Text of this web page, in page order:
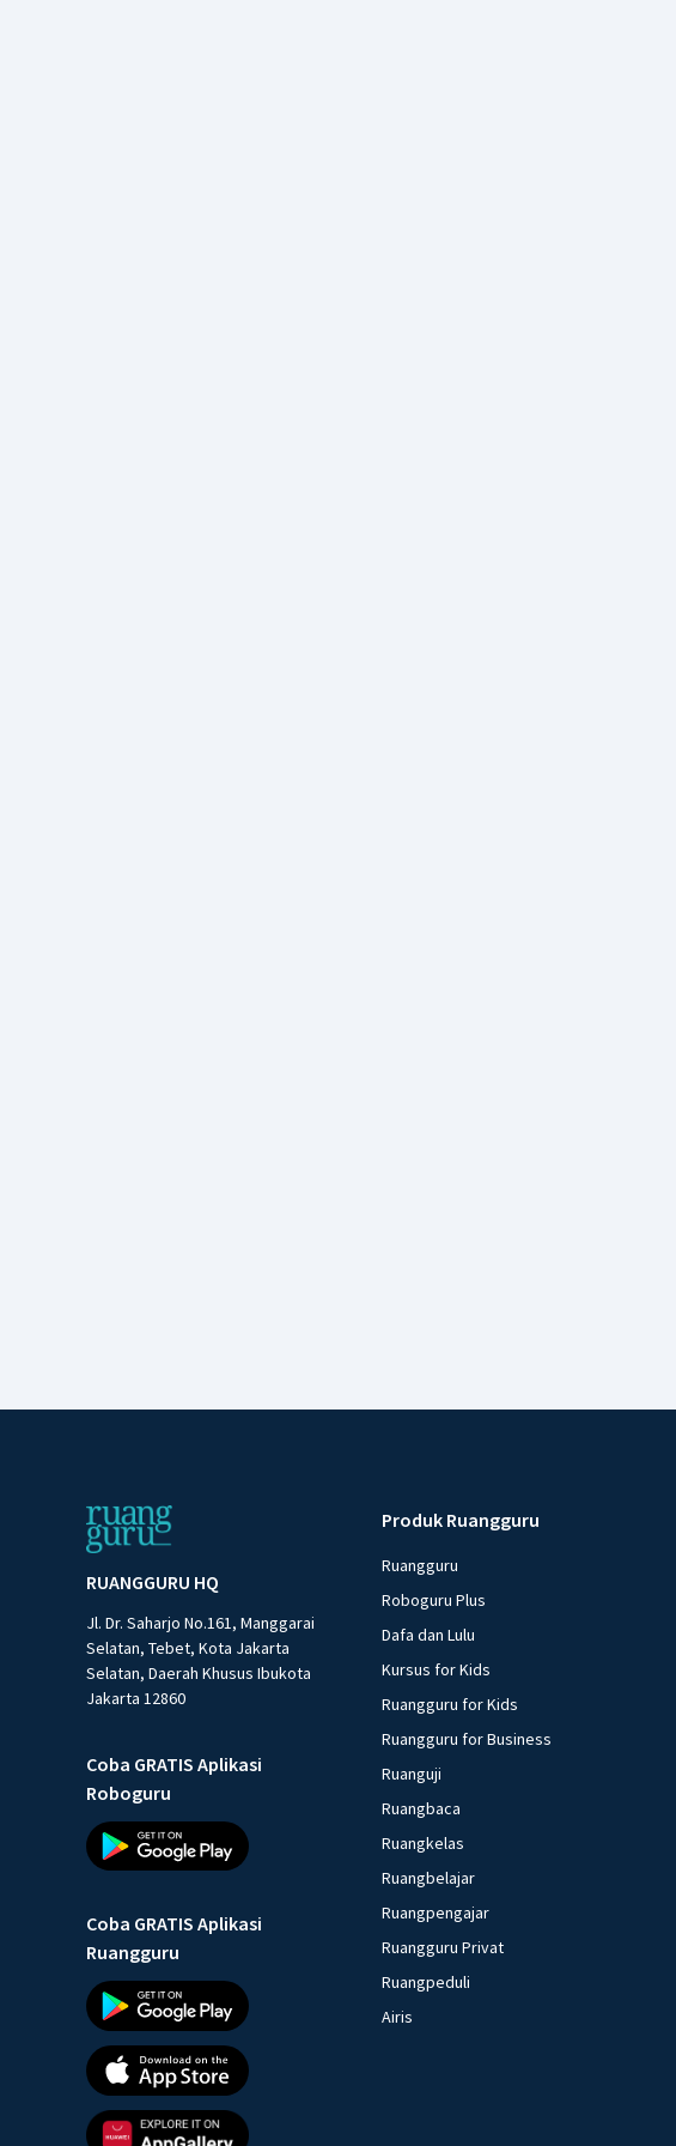
RUANGGURU HQ
Jl. Dr. Saharjo No.161, Manggarai
Selatan, Tebet, Kota Jakarta
Selatan, Daerah Khusus Ibukota
Jakarta 12860
Coba GRATIS Aplikasi
Roboguru
Coba GRATIS Aplikasi
Ruangguru
Produk Ruangguru
Ruangguru
Roboguru Plus
Dafa dan Lulu
Kursus for Kids
Ruangguru for Kids
Ruangguru for Business
Ruanguji
Ruangbaca
Ruangkelas
Ruangbelajar
Ruangpengajar
Ruangguru Privat
Ruangpeduli
Airis